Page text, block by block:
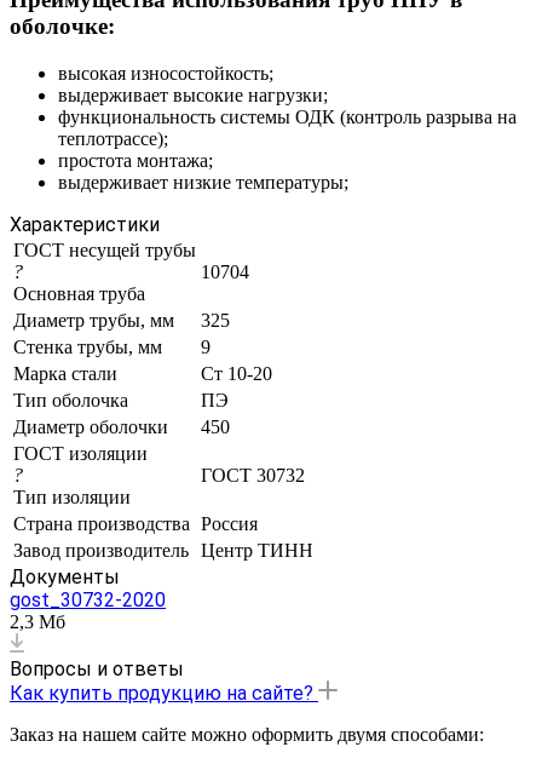
оболочке:
высокая износостойкость;
выдерживает высокие нагрузки;
функциональность системы ОДК (контроль разрыва на
теплотрассе);
простота монтажа;
выдерживает низкие температуры;
Характеристики
ГОСТ несущей трубы
?
Основная труба
10704
Диаметр трубы, мм
325
Стенка трубы, мм
9
Марка стали
Ст 10-20
Тип оболочка
ПЭ
Диаметр оболочки
450
ГОСТ изоляции
?
Тип изоляции
ГОСТ 30732
Страна производства Россия
Завод производитель Центр ТИНН
Документы
gost_30732-2020
2,3 Мб
Вопросы и ответы
Как купить продукцию на сайте?
Заказ на нашем сайте можно оформить двумя способами: